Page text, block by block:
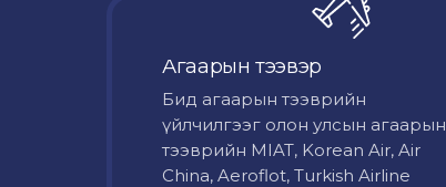
Агаарын тээвэр
Бид агаарын тээврийн
үйлчилгээг олон улсын агаарын
тээврийн MIAT, Korean Air, Air
China, Aeroflot, Turkish Airline